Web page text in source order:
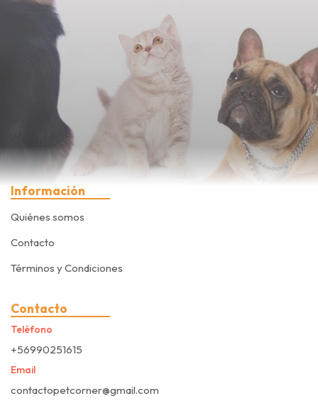
Información
Quiénes somos
Contacto
Términos y Condiciones
Contacto
Teléfono
+56990251615
Email
contactopetcorner@gmail.com